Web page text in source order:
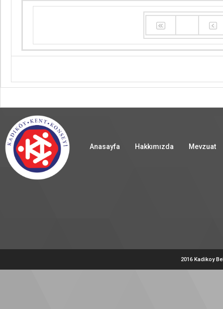
Anasayfa Hakkımızda Mevzuat
2016 Kadikoy